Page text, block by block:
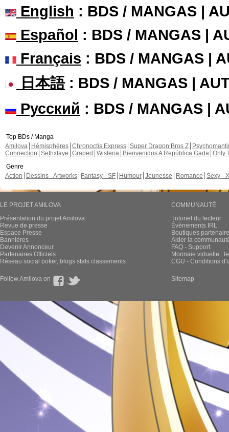
English : BDS / MANGAS |
Español : BDS / MANGAS |
Français : BDS / MANGAS |
日本語: BDS / MANGAS |
Русский : BDS / MANGAS |
Top BDs / Manga
Amilova
Hémisphères Chronoctis Express Super Dragon Bros Z
Connection Sethxfaye Graped Wisteria Bienvenidos A República Gada Only
Genre
Action
Dessins - Artworks Fantasy - SF Humour Jeunesse Romance Sexy -
LE PROJET AMILOVA
Présentation du projet Amilova
Revue de presse
Espace Presse
Bannières
Devenir Annonceur
Partenaires Officiels
Réseau social poker, blogs stats classements
COMMUNAUTÉ
Tutoriel du lecteur
Évènements IRL
Boutiques
Aider la
FAQ - Support
Monnaie virtuelle :
CGU - Conditions
Follow Amilova on Sitemap